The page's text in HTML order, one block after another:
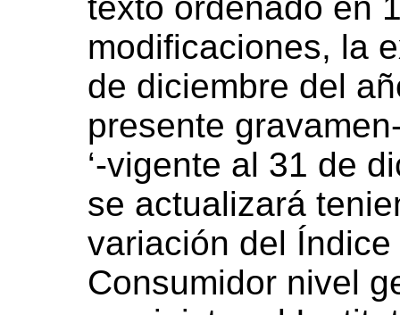
modificaciones, la
de diciembre del
presente
‘-vigente al 31 de
se actualizará
variación del
Consumidor nivel